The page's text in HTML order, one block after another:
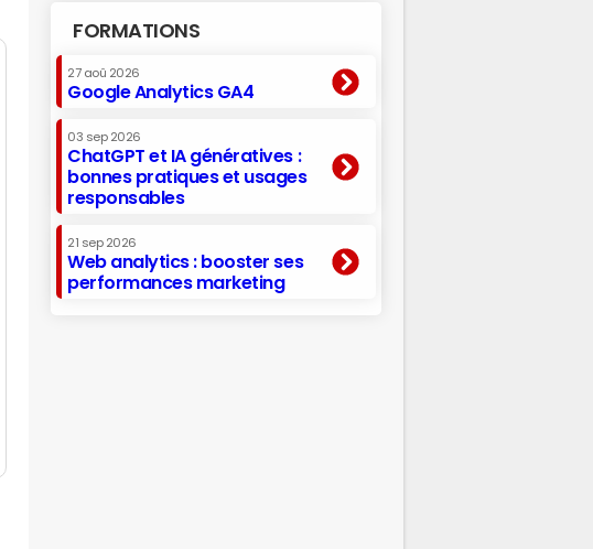
FORMATIONS
27 aoû 2026
Google Analytics GA4
03 sep 2026
ChatGPT et IA génératives :
bonnes pratiques et usages
responsables
21 sep 2026
Web analytics : booster ses
performances marketing